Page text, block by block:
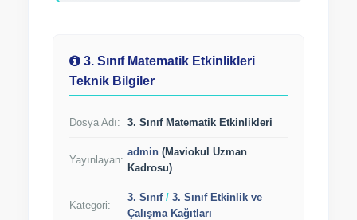
3. Sınıf Matematik Etkinlikleri
Teknik Bilgiler
Dosya Adı: 3. Sınıf Matematik Etkinlikleri
Yayınlayan:
admin (Maviokul Uzman
Kadrosu)
Kategori:
3. Sınıf/ 3. Sınıf Etkinlik ve
Çalışma Kağıtları